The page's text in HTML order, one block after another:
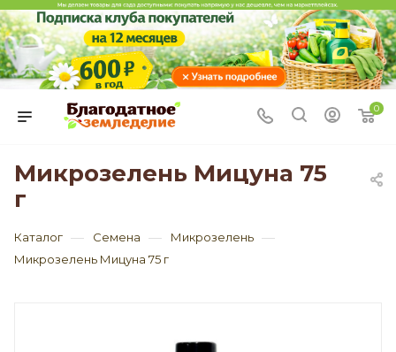
0
Микрозелень Мицуна 75
г
Каталог — Семена — Микрозелень —
Микрозелень Мицуна 75 г